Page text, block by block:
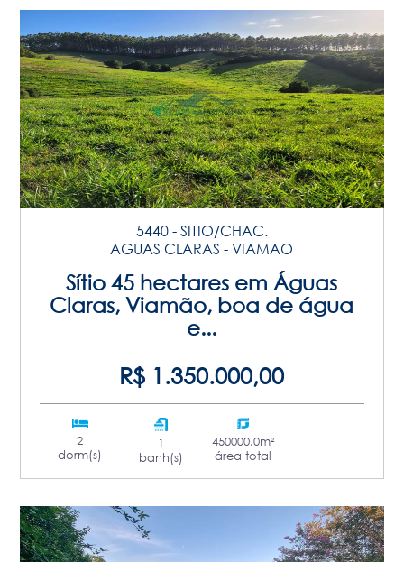
5440 - SITIO/CHAC.
AGUAS CLARAS - VIAMAO
Sítio 45 hectares em Águas
Claras, Viamão, boa de água
e...
R$ 1.350.000,00
2
dorm(s)
1
banh(s)
450000.0m²
área total